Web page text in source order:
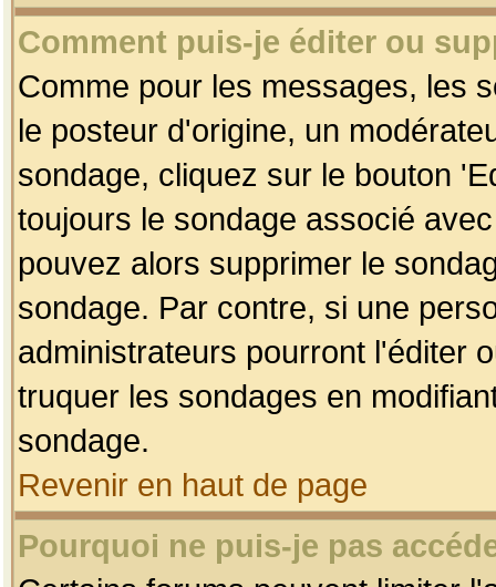
Comment puis-je éditer ou
Comme pour les messages, les
le posteur d'origine, un
sondage, cliquez sur le bouton
toujours le sondage associé
pouvez alors supprimer le
sondage. Par contre, si une
administrateurs pourront l'éditer
truquer les sondages en
sondage.
Revenir en haut de page
Pourquoi ne puis-je pas